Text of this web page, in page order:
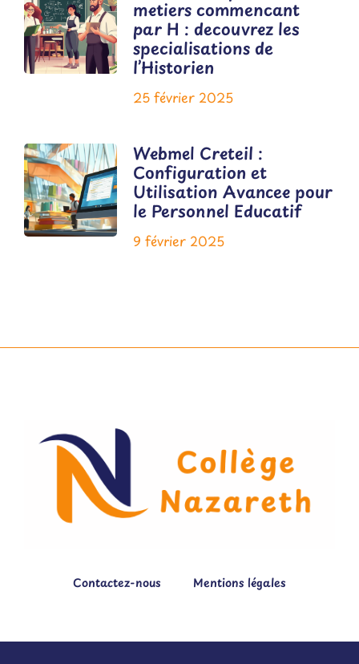
metiers commencant
par H : decouvrez les
specialisations de
l’Historien
25 février 2025
Webmel Creteil :
Configuration et
Utilisation Avancee pour
le Personnel Educatif
9 février 2025
Contactez-nous Mentions légales